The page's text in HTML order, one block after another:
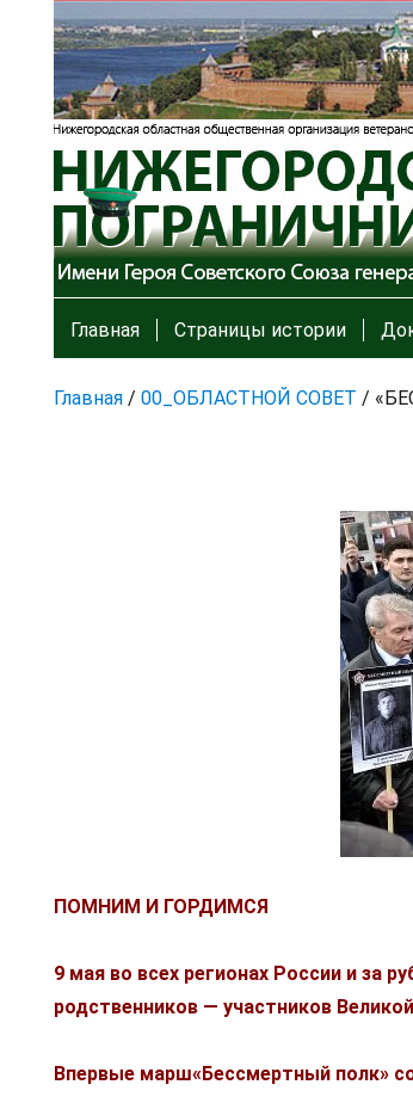
Главная Страницы истории
Главная / 00_ОБЛАСТНОЙ СОВЕТ /
ПОМНИМ И ГОРДИМСЯ
9 мая во всех регионах России и за
родственников — участников
Впервые марш«Бессмертный полк»